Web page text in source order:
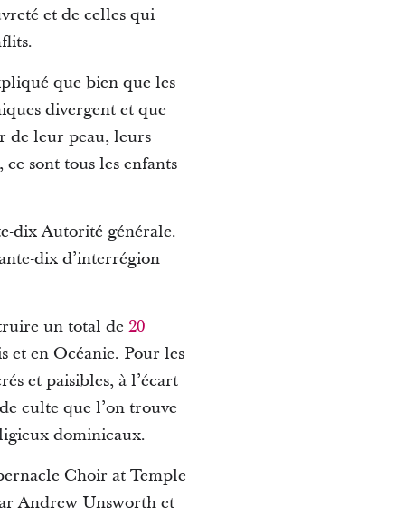
et de celles qui
que bien que les
divergent et que
de leur peau, leurs
ce sont tous les enfants
dix Autorité générale.
dix d’interrégion
un total de 20
et en Océanie. Pour les
et paisibles, à l’écart
culte que l’on trouve
dominicaux.
Choir at Temple
Andrew Unsworth et